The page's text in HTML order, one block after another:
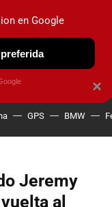
OBSERVATORIO
GPS BMW
Jeremy
al
×
en Google